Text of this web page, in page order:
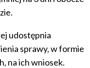
udostępnia
sprawy, w formie
na ich wniosek.